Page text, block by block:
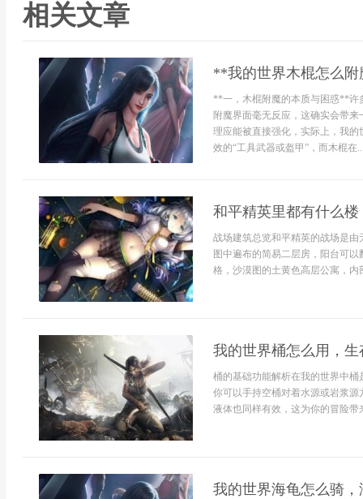
相关文章
**我的世界木棍怎么
**一，木棍附魔的本质与困惑**许
附魔界面毫无反应，这确实会带
理应能被直接强化，实际上，我
效的“工具武器或盔甲”，而木棍在
和平精英里都有什么
战场建筑总览和平精英的战场是
图中遍布的简易二层房，阳台可
格，沙漠图的土黄色高层公寓，内
我的世界桶怎么用，
桶的基础功能解析在我的世界中
你可以手持空桶对着水源或岩浆
液体也同样有效，这为你的冒险带
我的世界海龟怎么骑